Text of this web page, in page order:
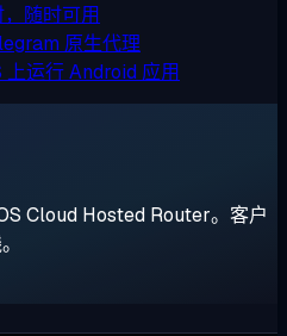
随时可用
原生代理
上运行 Android 应用
Cloud Hosted Router。客户